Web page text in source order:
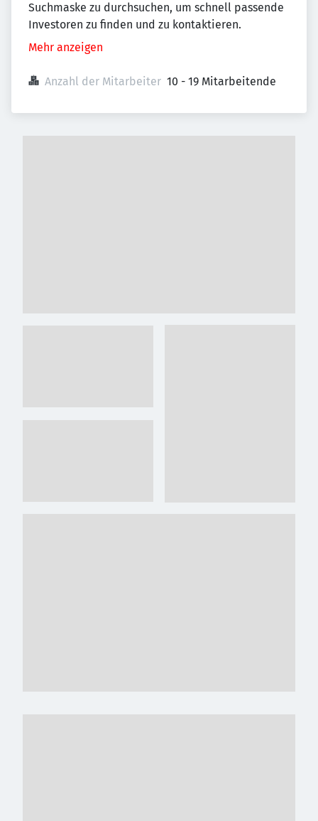
Suchmaske zu durchsuchen, um schnell passende
Investoren zu finden und zu kontaktieren.
Mehr anzeigen
Anzahl der Mitarbeiter 10 - 19 Mitarbeitende